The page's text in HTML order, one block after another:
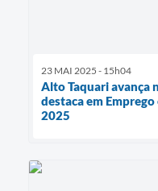
23 MAI 2025 - 15h04
Alto Taquari avança
destaca em
2025